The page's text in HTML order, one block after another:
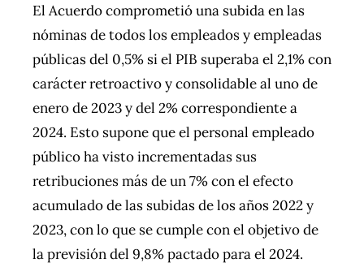
El Acuerdo comprometió una subida en las
nóminas de todos los empleados y empleadas
públicas del 0,5% si el PIB superaba el 2,1% con
carácter retroactivo y consolidable al uno de
enero de 2023 y del 2% correspondiente a
2024. Esto supone que el personal empleado
público ha visto incrementadas sus
retribuciones más de un 7% con el efecto
acumulado de las subidas de los años 2022 y
2023, con lo que se cumple con el objetivo de
la previsión del 9,8% pactado para el 2024.